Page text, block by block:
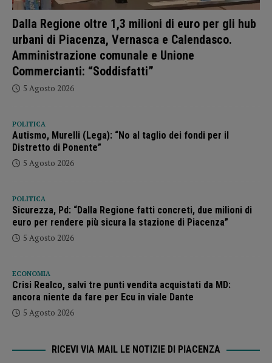
Dalla Regione oltre 1,3 milioni di euro per gli hub
urbani di Piacenza, Vernasca e Calendasco.
Amministrazione comunale e Unione
Commercianti: “Soddisfatti”
5 Agosto 2026
POLITICA
Autismo, Murelli (Lega): “No al taglio dei fondi per il
Distretto di Ponente”
5 Agosto 2026
POLITICA
Sicurezza, Pd: “Dalla Regione fatti concreti, due milioni di
euro per rendere più sicura la stazione di Piacenza”
5 Agosto 2026
ECONOMIA
Crisi Realco, salvi tre punti vendita acquistati da MD:
ancora niente da fare per Ecu in viale Dante
5 Agosto 2026
RICEVI VIA MAIL LE NOTIZIE DI PIACENZA